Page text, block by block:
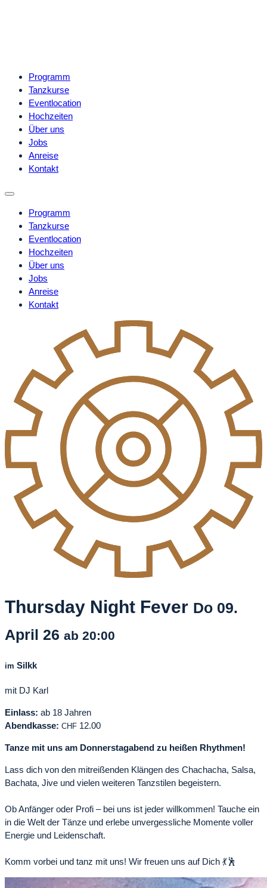
Programm
Tanzkurse
Eventlocation
Hochzeiten
Über uns
Jobs
Anreise
Kontakt
Programm
Tanzkurse
Eventlocation
Hochzeiten
Über uns
Jobs
Anreise
Kontakt
Thursday Night Fever Do 09.
April 26 ab 20:00
im Silkk
mit DJ Karl
Einlass: ab 18 Jahren
Abendkasse: CHF 12.00
Tanze mit uns am Donnerstagabend zu heißen Rhythmen!
Lass dich von den mitreißenden Klängen des Chachacha, Salsa,
Bachata, Jive und vielen weiteren Tanzstilen begeistern.
Ob Anfänger oder Profi – bei uns ist jeder willkommen! Tauche ein
in die Welt der Tänze und erlebe unvergessliche Momente voller
Energie und Leidenschaft.
Komm vorbei und tanz mit uns! Wir freuen uns auf Dich 💃🕺